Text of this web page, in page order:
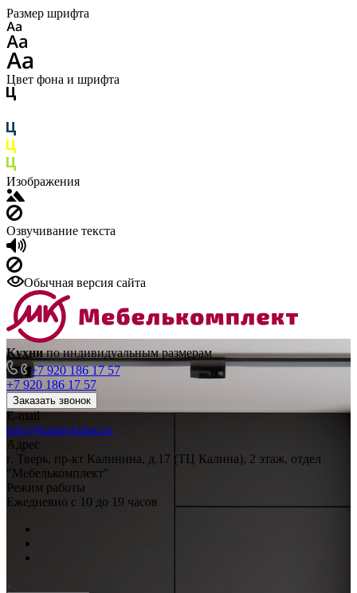
Размер шрифта
Цвет фона и шрифта
Изображения
Озвучивание текста
Обычная версия сайта
Кухнипо индивидуальным размерам
+7 920 186 17 57
+7 920 186 17 57
Заказать звонок
E-mail
info@kupiti-kuhni.ru
Адрес
г. Тверь, пр-кт Калинина, д.17 (ТЦ Калина), 2 этаж, отдел
"Мебелькомплект"
Режим работы
Ежедневно с 10 до 19 часов